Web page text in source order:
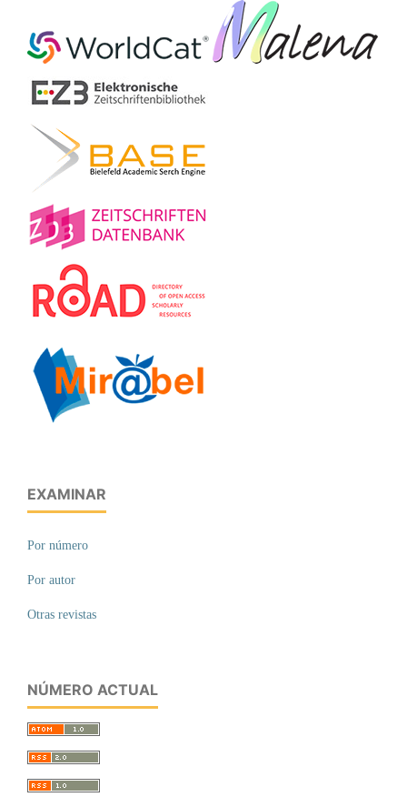
EXAMINAR
Por número
Por autor
Otras revistas
NÚMERO ACTUAL